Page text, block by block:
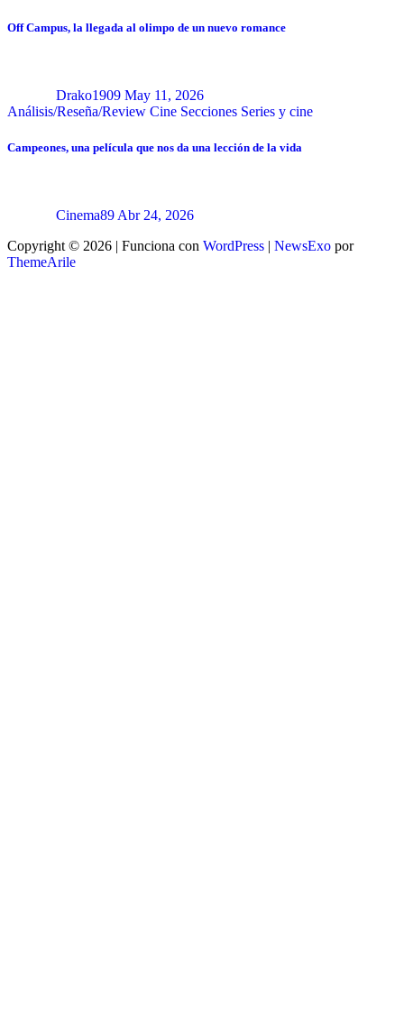
Off Campus, la llegada al olimpo de un nuevo romance
Drako1909 May 11, 2026
Análisis/Reseña/Review Cine Secciones Series y cine
Campeones, una película que nos da una lección de la vida
Cinema89 Abr 24, 2026
Copyright © 2026 | Funciona con WordPress | NewsExo por
ThemeArile